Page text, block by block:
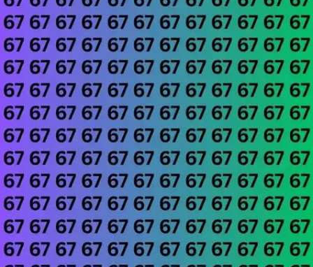
​8 सेकंड का ले लीजिए टाइम​
इस चैलेंज को पूरा करने के लिए आपको चाहिए तो 8 सेकंड का
टाइम ले लीजिए।